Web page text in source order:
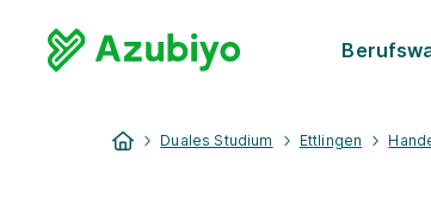
Duales Studium Ettlingen